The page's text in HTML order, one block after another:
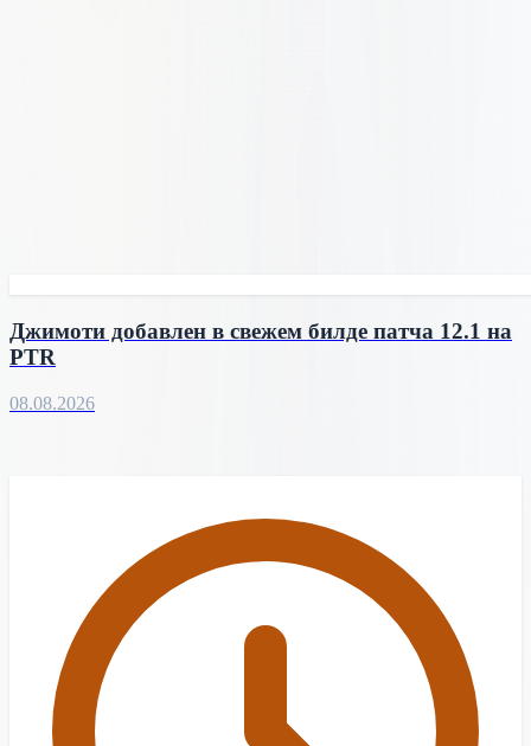
Джимоти добавлен в свежем билде патча 12.1 на
PTR
08.08.2026